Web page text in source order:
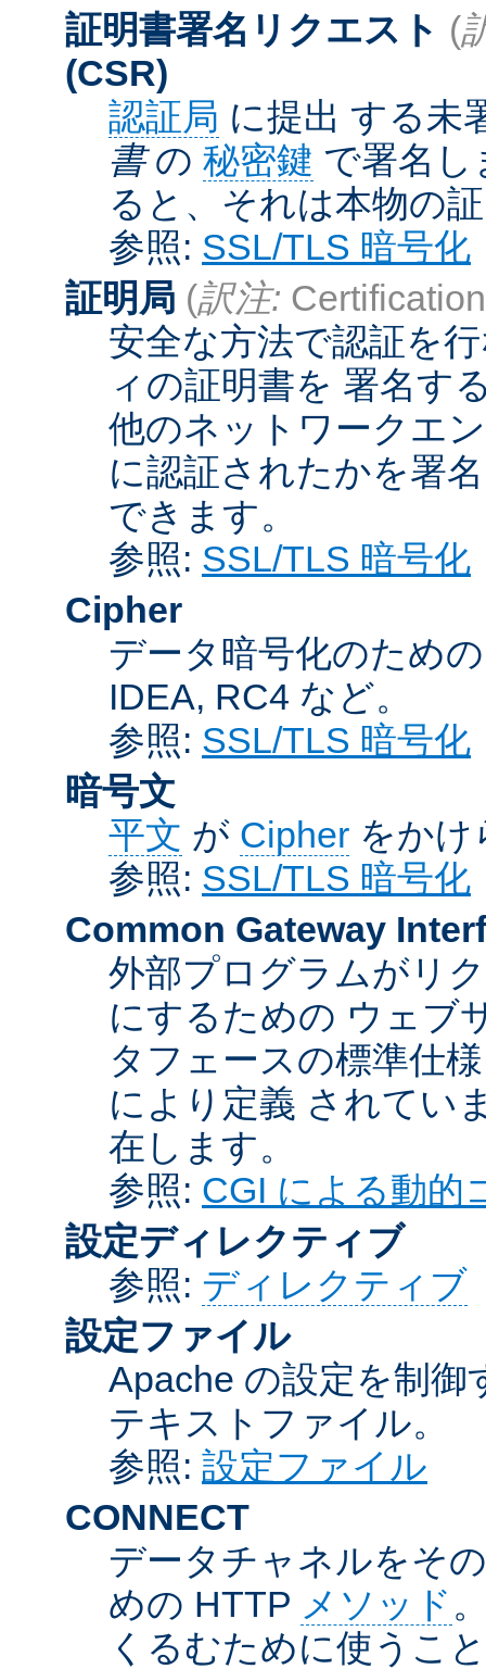
証明書署名リクエスト (
(CSR)
認証局 に提出 する未
書の 秘密鍵 で署名し
ると、それは本物の
参照: SSL/TLS 暗号化
証明局 (訳注:
安全な方法で認証を
ィの証明書を 署名す
他のネットワークエ
に認証されたかを署
できます。
参照: SSL/TLS 暗号化
Cipher
データ暗号化のため
IDEA, RC4 など。
参照: SSL/TLS 暗号化
暗号文
平文 が Cipher をかけ
参照: SSL/TLS 暗号化
Common Gateway
外部プログラムがリ
にするための ウェブ
タフェースの標準仕
により定義 されてい
在します。
参照: CGI による動的
設定ディレクティブ
参照: ディレクティブ
設定ファイル
Apache の設定を制
テキストファイル。
参照: 設定ファイル
CONNECT
データチャネルをそ
めの HTTP メソッド
くるむために使うこ